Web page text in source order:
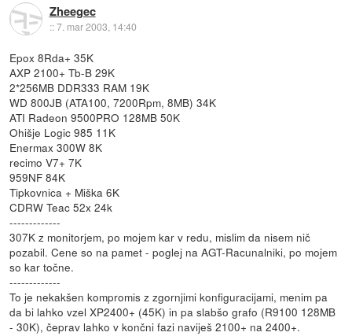
Zheegec
::7. mar 2003, 14:40
Epox 8Rda+ 35K
AXP 2100+ Tb-B 29K
2*256MB DDR333 RAM 19K
WD 800JB (ATA100, 7200Rpm, 8MB) 34K
ATI Radeon 9500PRO 128MB 50K
Ohišje Logic 985 11K
Enermax 300W 8K
recimo V7+ 7K
959NF 84K
Tipkovnica + Miška 6K
CDRW Teac 52x 24k
-------------
307K z monitorjem, po mojem kar v redu, mislim da nisem nič
pozabil. Cene so na pamet - poglej na AGT-Racunalniki, po mojem
so kar točne.
-------------
To je nekakšen kompromis z zgornjimi konfiguracijami, menim pa
da bi lahko vzel XP2400+ (45K) in pa slabšo grafo (R9100 128MB
- 30K), čeprav lahko v končni fazi naviješ 2100+ na 2400+.